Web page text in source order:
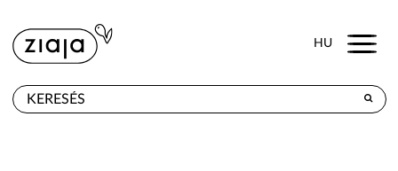
HU Menu